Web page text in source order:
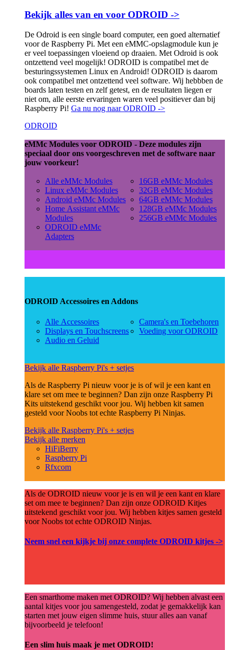
Bekijk alles van en voor ODROID ->
De Odroid is een single board computer, een goed alternatief
voor de Raspberry Pi. Met een eMMC-opslagmodule kun je
er veel toepassingen vloeiend op draaien. Met Odroid is ook
ontzettend veel mogelijk! ODROID is compatibel met de
besturingssystemen Linux en Android! ODROID is daarom
ook compatibel met ontzettend veel software. Wij hebbben de
boards laten testen en zelf getest, en de resultaten liegen er
niet om, alle eerste ervaringen waren veel positiever dan bij
Raspberry Pi! Ga nu nog naar ODROID ->
ODROID
eMMc Modules voor ODROID - Deze modules zijn
speciaal door ons voorgeschreven met de software naar
jouw voorkeur!
Alle eMMc Modules
Linux eMMc Modules
Android eMMc Modules
Home Assistant eMMc
Modules
ODROID eMMc
Adapters
16GB eMMc Modules
32GB eMMc Modules
64GB eMMc Modules
128GB eMMc Modules
256GB eMMc Modules
ODROID Accessoires en Addons
Alle Accessoires
Displays en Touchscreens
Audio en Geluid
Camera's en Toebehoren
Voeding voor ODROID
Bekijk alle Raspberry Pi's + setjes
Als de Raspberry Pi nieuw voor je is of wil je een kant en
klare set om mee te beginnen? Dan zijn onze Raspberry Pi
Kits uitstekend geschikt voor jou. Wij hebben kit samen
gesteld voor Noobs tot echte Raspberry Pi Ninjas.
Bekijk alle Raspberry Pi's + setjes
Bekijk alle merken
HiFiBerry
Raspberry Pi
Rfxcom
Als de ODROID nieuw voor je is en wil je een kant en klare
set om mee te beginnen? Dan zijn onze ODROID Kitjes
uitstekend geschikt voor jou. Wij hebben kitjes samen gesteld
voor Noobs tot echte ODROID Ninjas.
Neem snel een kijkje bij onze complete ODROID kitjes ->
Een smarthome maken met ODROID? Wij hebben alvast een
aantal kitjes voor jou samengesteld, zodat je gemakkelijk kan
starten met jouw eigen slimme huis, stuur alles aan vanaf
bijvoorbeeld je telefoon!
Een slim huis maak je met ODROID!